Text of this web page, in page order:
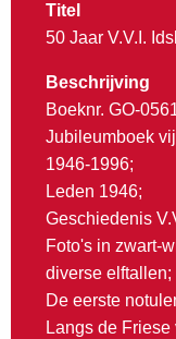
Titel
50 Jaar V.V.I.
Beschrijving
Boeknr. GO-
Jubileumboek
1946-1996;
Leden 1946;
Geschiedenis
Foto's in zwart-
diverse elftallen;
De eerste
Langs de